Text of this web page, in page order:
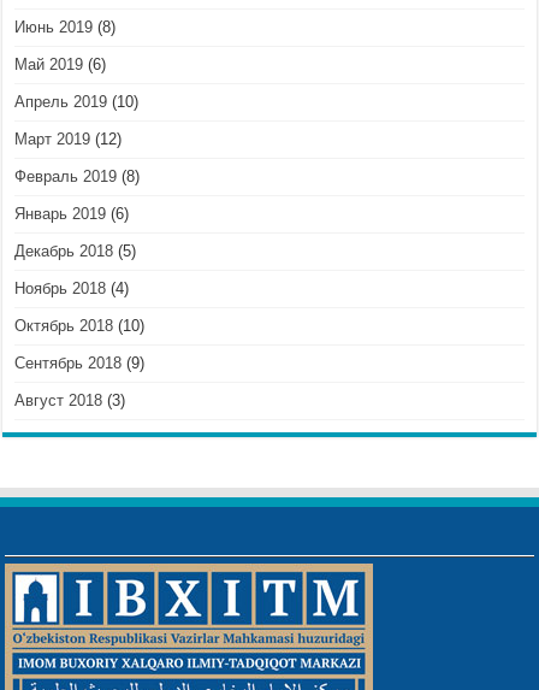
Июнь 2019 (8)
Май 2019 (6)
Апрель 2019 (10)
Март 2019 (12)
Февраль 2019 (8)
Январь 2019 (6)
Декабрь 2018 (5)
Ноябрь 2018 (4)
Октябрь 2018 (10)
Сентябрь 2018 (9)
Август 2018 (3)